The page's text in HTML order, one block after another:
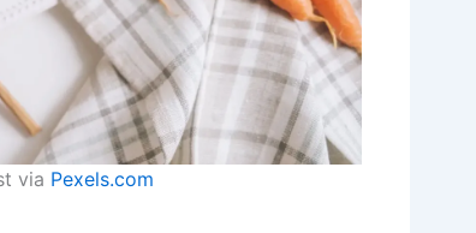
via Pexels.com